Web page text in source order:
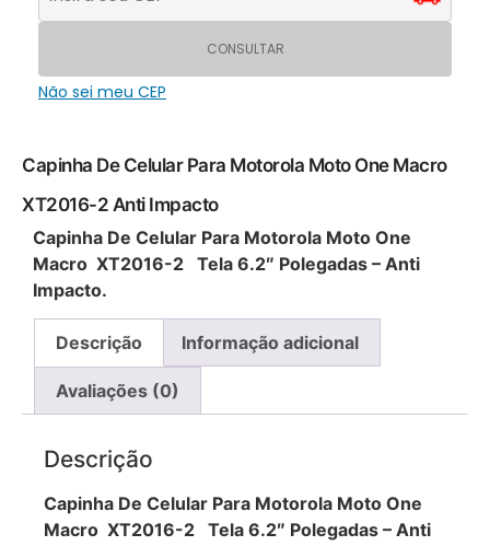
Capinha De Celular Para Motorola Moto One Macro
XT2016-2 Anti Impacto
Capinha De Celular Para Motorola Moto One
Macro XT2016-2 Tela 6.2″ Polegadas – Anti
Impacto.
Descrição Informação adicional
Avaliações (0)
Descrição
Capinha De Celular Para Motorola Moto One
Macro XT2016-2 Tela 6.2″ Polegadas – Anti
CONSULTAR
Não sei meu CEP